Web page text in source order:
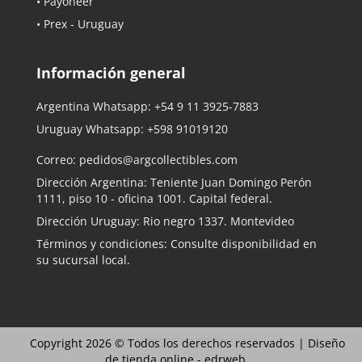
• Prex - Uruguay
Información general
Argentina Whatsapp: +54 9 11 3925-7883
Uruguay Whatsapp: +598 91019120
Correo: pedidos@argcollectibles.com
Dirección Argentina: Teniente Juan Domingo Perón
1111, piso 10 - oficina 1001. Capital federal.
Dirección Uruguay: Rio negro 1337. Montevideo
Términos y condiciones: Consulte disponibilidad en
su sucursal local.
Copyright 2026 © Todos los derechos reservados | Diseño